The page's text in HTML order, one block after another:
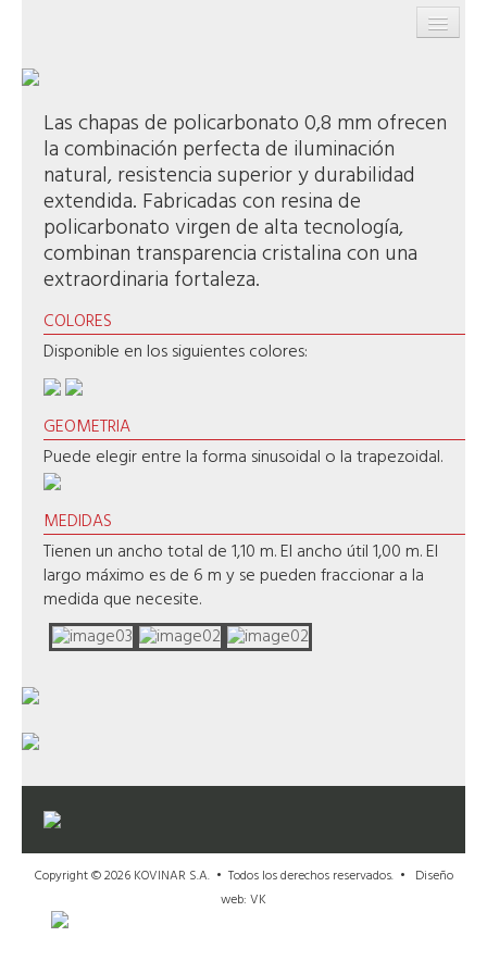
INICIO
PRODUCTOS
EMPRESA
SERVICIOS
CONTACTO
Las chapas de policarbonato 0,8 mm ofrecen
la combinación perfecta de iluminación
natural, resistencia superior y durabilidad
extendida. Fabricadas con resina de
policarbonato virgen de alta tecnología,
combinan transparencia cristalina con una
extraordinaria fortaleza.
COLORES
Disponible en los siguientes colores:
GEOMETRIA
Puede elegir entre la forma sinusoidal o la trapezoidal.
MEDIDAS
Tienen un ancho total de 1,10 m. El ancho útil 1,00 m. El
largo máximo es de 6 m y se pueden fraccionar a la
medida que necesite.
Copyright © 2026 KOVINAR S.A. • Todos los derechos reservados. • Diseño
web: VK